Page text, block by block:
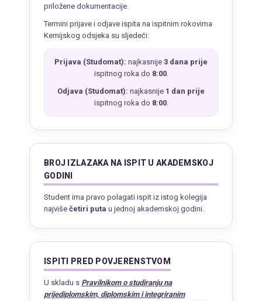
priložene dokumentacije.
Termini prijave i odjave ispita na ispitnim rokovima
Kemijskog odsjeka su sljedeći:
Prijava (Studomat): najkasnije 3 dana prije
ispitnog roka do 8:00.
Odjava (Studomat): najkasnije 1 dan prije
ispitnog roka do 8:00.
BROJ IZLAZAKA NA ISPIT U AKADEMSKOJ
GODINI
Student ima pravo polagati ispit iz istog kolegija
najviše četiri puta u jednoj akademskoj godini.
ISPITI PRED POVJERENSTVOM
U skladu s Pravilnikom o studiranju na
prijediplomskim, diplomskim i integriranim